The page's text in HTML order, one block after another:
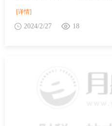
[详情]
2024/2/27 18